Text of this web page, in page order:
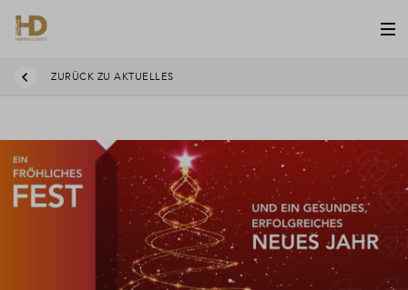
ZURÜCK ZU AKTUELLES